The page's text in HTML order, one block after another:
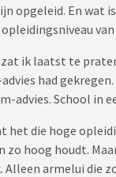
opgeleid. En wat
van
ik laatst te
advies had
advies. School in
het die hoge
zo hoog houdt.
Alleen armelui die